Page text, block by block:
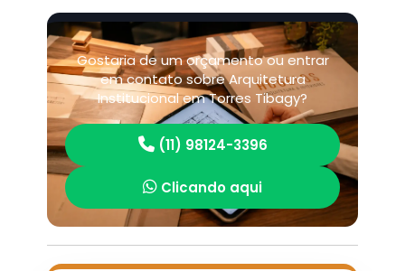
Gostaria de um orçamento ou entrar
em contato sobre Arquitetura
Institucional em Torres Tibagy?
(11) 98124-3396
Clicando aqui